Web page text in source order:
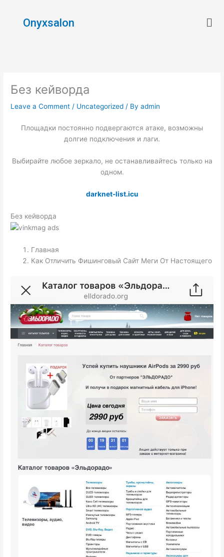
contentOnyxsalon
Без кейворда
Leave a Comment / Uncategorized / Byadmin
Площадки постоянно подвергаются атаке, возможны
долгие подключения и лаги.
Выбирайте любое зеркало, не останавливайтесь только на
одном.
darknet-list.icu
Без кейворда
Главная
Как Отличить Фишинговый Сайт Меги От Настоящего